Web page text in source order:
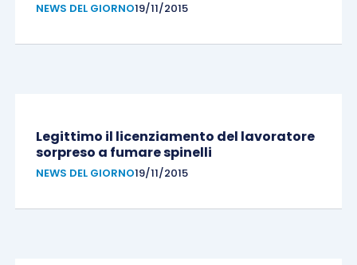
NEWS DEL GIORNO19/11/2015
Legittimo il licenziamento del lavoratore
sorpreso a fumare spinelli
NEWS DEL GIORNO19/11/2015